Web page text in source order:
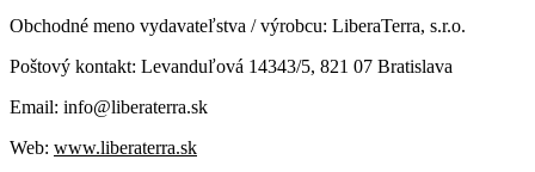
Obchodné meno vydavateľstva / výrobcu: LiberaTerra, s.r.o.
Poštový kontakt: Levanduľová 14343/5, 821 07 Bratislava
Email: info@liberaterra.sk
Web: www.liberaterra.sk